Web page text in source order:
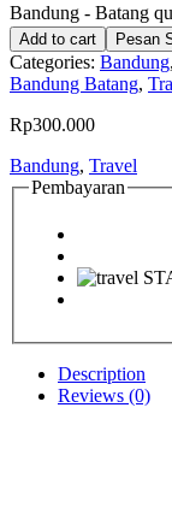
Bandung - Batang
Add to cart Pesan
Categories: Bandung,
Bandung Batang,
Rp300.000
Bandung, Travel
Pembayaran
Description
Reviews (0)